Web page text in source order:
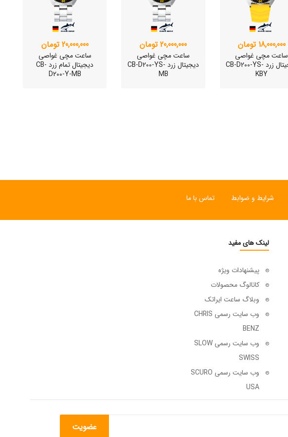
18,000,000 تومان
ساعت مچی غواصی
دیجیتال زرد CB-D200-YS-
KBY
20,000,000 تومان
ساعت مچی غواصی
دیجیتال زرد CB-D200-YS-
MB
20,000,000 تومان
ساعت مچی غواصی
دیجیتال تمام زرد CB-
D200-Y-MB
SLOW "JO" – 01..
15,000,000 تومان
SLOW "JO" – 02..
شرایط و ضوابط تماس با ما
لینک های مفید
پیشنهادات ویژه
کاتالوگ محصولات
وبلاگ ساعت ایراتک
وب سایت رسمی CHRIS
BENZ
وب سایت رسمی SLOW
SWISS
وب سایت رسمی SCURO
USA
عضویت